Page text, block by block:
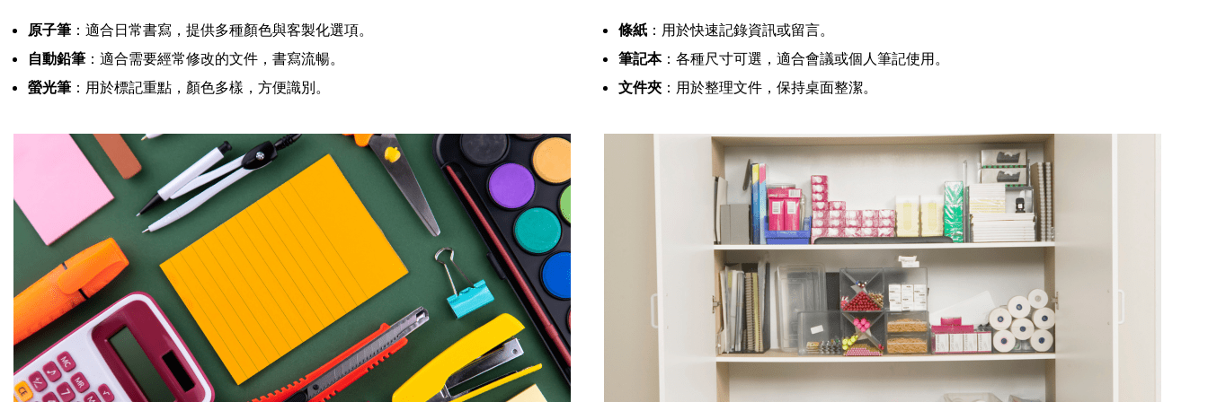
原子筆 ：適合日常書寫，提供多種顏色與客製化選項。
自動鉛筆 ：適合需要經常修改的文件，書寫流暢。
螢光筆 ：用於標記重點，顏色多樣，方便識別。
條紙 ：用於快速記錄資訊或留言。
筆記本：各種尺寸可選，適合會議或個人筆記使用。
文件夾 ：用於整理文件，保持桌面整潔。